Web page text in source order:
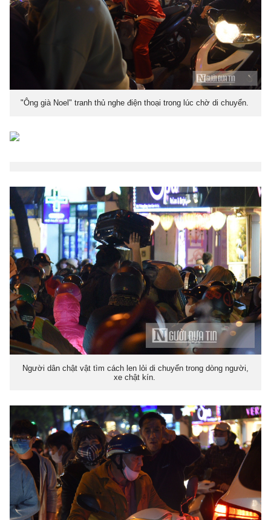
"Ông già Noel" tranh thủ nghe điện thoại trong lúc chờ di chuyển.
Người dân chật vật tìm cách len lỏi di chuyển trong dòng người,
xe chật kín.